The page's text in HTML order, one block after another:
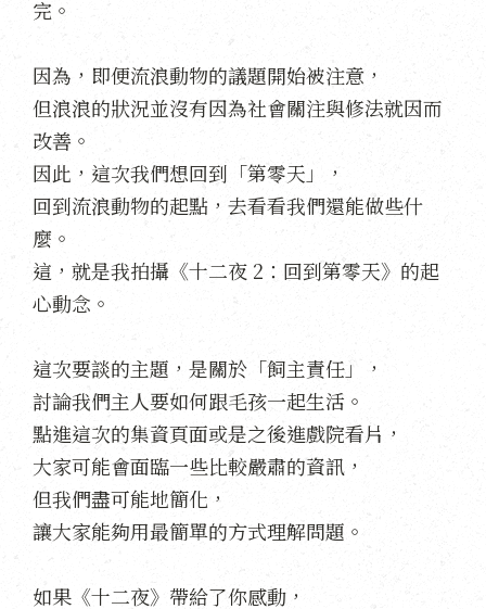
完。
因為，即便流浪動物的議題開始被注意，
但浪浪的狀況並沒有因為社會關注與修法就因而
改善。
因此，這次我們想回到「第零天」，
回到流浪動物的起點，去看看我們還能做些什
麼。
這，就是我拍攝《十二夜 2：回到第零天》的起
心動念。
這次要談的主題，是關於「飼主責任」，
討論我們主人要如何跟毛孩一起生活。
點進這次的集資頁面或是之後進戲院看片，
大家可能會面臨一些比較嚴肅的資訊，
但我們盡可能地簡化，
讓大家能夠用最簡單的方式理解問題。
如果《十二夜》帶給了你感動，